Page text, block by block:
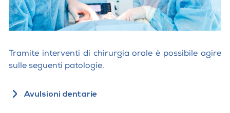
Tramite interventi di chirurgia orale è possibile agire
sulle seguenti patologie.
Avulsioni dentarie